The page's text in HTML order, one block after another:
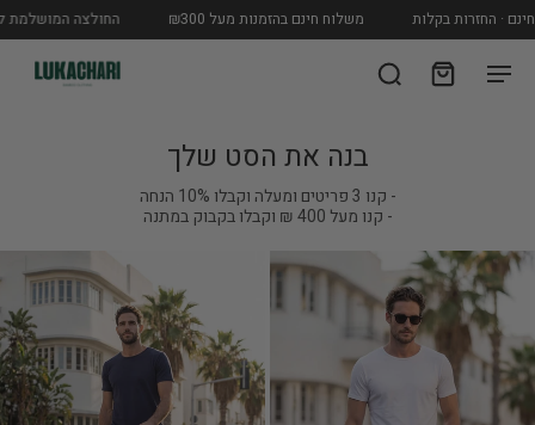
החולצה המושלמת משלוח חינם בהזמנות מעל ₪300 · החזרות בקלות
בנה את הסט שלך
- קנו 3 פריטים ומעלה וקבלו 10% הנחה
- קנו מעל 400 ₪ וקבלו בקבוק במתנה